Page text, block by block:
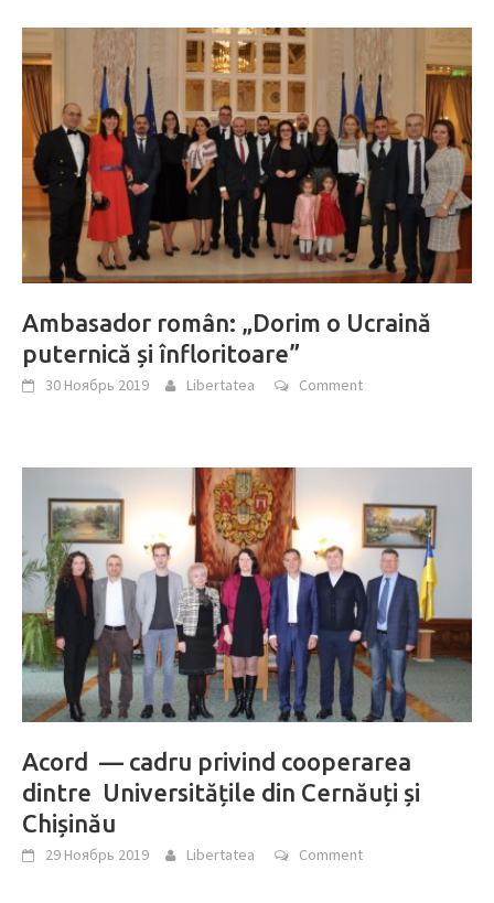
Ambasador român: „Dorim o Ucraină
puternică și înfloritoare”
30 Ноябрь 2019 Libertatea Comment
Acord — cadru privind cooperarea
dintre Universitățile din Cernăuți și
Chișinău
29 Ноябрь 2019 Libertatea Comment